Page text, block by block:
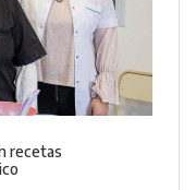
recetas